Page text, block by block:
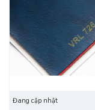
Đang cập nhật